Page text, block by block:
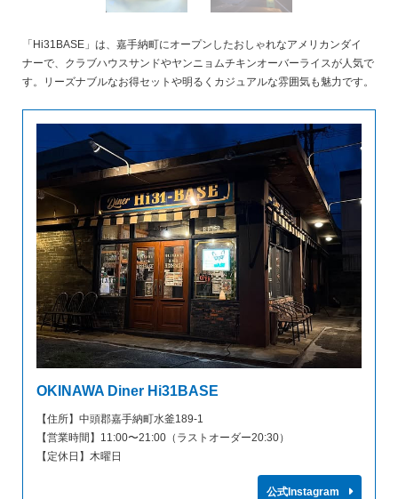
「Hi31BASE」は、嘉手納町にオープンしたおしゃれなアメリカンダイ
ナーで、クラブハウスサンドやヤンニョムチキンオーバーライスが人気で
す。リーズナブルなお得セットや明るくカジュアルな雰囲気も魅力です。
OKINAWA Diner Hi31BASE
【住所】中頭郡嘉手納町水釜189‑1
【営業時間】11:00〜21:00（ラストオーダー20:30）
【定休日】木曜日
公式Instagram